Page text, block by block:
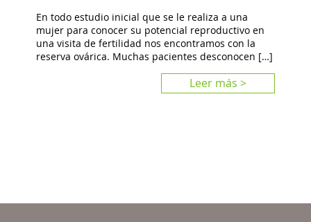
En todo estudio inicial que se le realiza a una
mujer para conocer su potencial reproductivo en
una visita de fertilidad nos encontramos con la
reserva ovárica. Muchas pacientes desconocen […]
Leer más >